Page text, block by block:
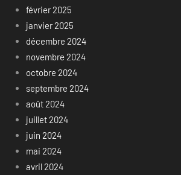
février 2025
janvier 2025
décembre 2024
novembre 2024
octobre 2024
septembre 2024
août 2024
juillet 2024
juin 2024
mai 2024
avril 2024